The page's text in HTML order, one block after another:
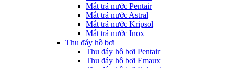
Mắt trả nước Pentair
Mắt trả nước Astral
Mắt trả nước Kripsol
Mắt trả nước Inox
Thu đáy hồ bơi
Thu đáy hồ bơi Pentair
Thu đáy hồ bơi Emaux